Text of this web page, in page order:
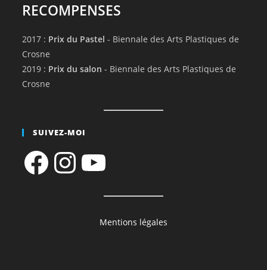
RECOMPENSES
2017 : Prix du Pastel - Biennale des Arts Plastiques de
Crosne
2019 : Prix du salon - Biennale des Arts Plastiques de
Crosne
SUIVEZ-MOI
FacebookInstagramYouTube
Mentions légales